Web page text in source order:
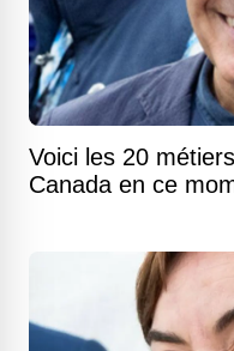
Voici les 20
Canada en ce